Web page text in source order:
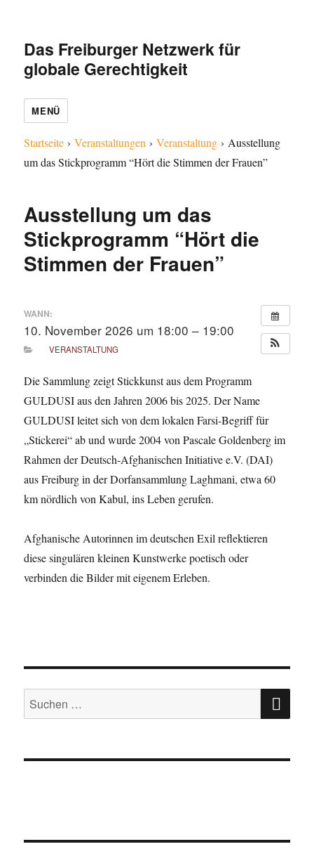
Das Freiburger Netzwerk für
globale Gerechtigkeit
MENÜ
Startseite ›Veranstaltungen ›Veranstaltung › Ausstellung
um das Stickprogramm “Hört die Stimmen der Frauen”
Ausstellung um das
Stickprogramm “Hört die
Stimmen der Frauen”
WANN:
10. November 2026 um 18:00 – 19:00
VERANSTALTUNG
Die Sammlung zeigt Stickkunst aus dem Programm
GULDUSI aus den Jahren 2006 bis 2025. Der Name
GULDUSI leitet sich von dem lokalen Farsi-Begriff für
„Stickerei“ ab und wurde 2004 von Pascale Goldenberg im
Rahmen der Deutsch-Afghanischen Initiative e.V. (DAI)
aus Freiburg in der Dorfansammlung Laghmani, etwa 60
km nördlich von Kabul, ins Leben gerufen.
Afghanische Autorinnen im deutschen Exil reflektieren
diese singulären kleinen Kunstwerke poetisch oder
verbinden die Bilder mit eigenem Erleben.
Suche
nach: